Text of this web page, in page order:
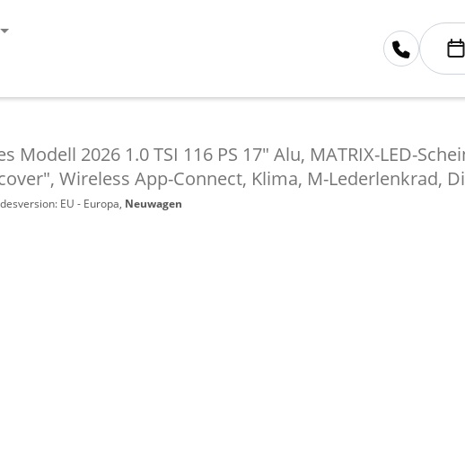
Modell 2026 1.0 TSI 116 PS 17" Alu, MATRIX-LED-
Wireless App-Connect, Klima, M-Lederlenkrad,
EU - Europa, Neuwagen